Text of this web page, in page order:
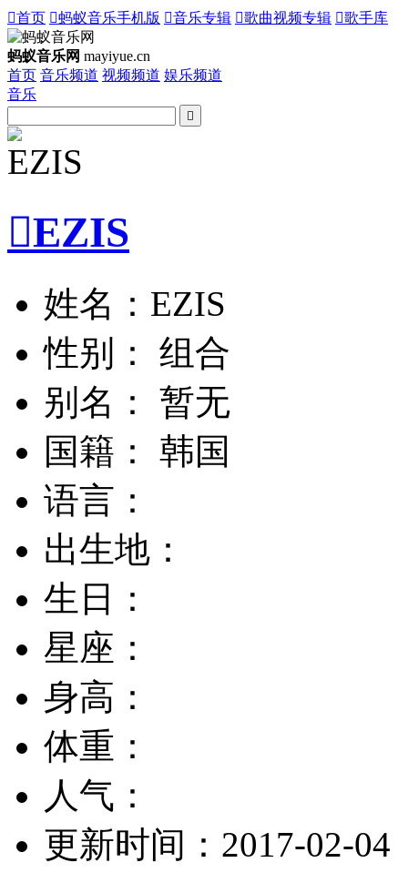
首页 蚂蚁音乐手机版 音乐专辑 歌曲视频专辑 歌手库
蚂蚁音乐网 mayiyue.cn
首页 音乐频道 视频频道 娱乐频道
音乐

EZIS
姓名：EZIS
性别： 组合
别名： 暂无
国籍： 韩国
语言：
出生地：
生日：
星座：
身高：
体重：
人气：
更新时间：2017-02-04